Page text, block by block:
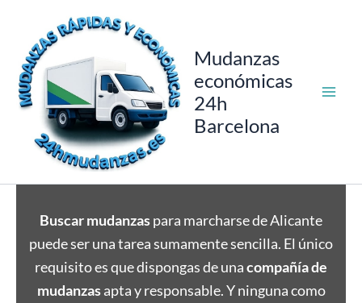
contenido
Mudanzas
económicas
24h
Barcelona
Buscar mudanzaspara marcharse de Alicante
puede ser una tarea sumamente sencilla. El único
requisito es que dispongas de unacompañía de
mudanzasapta y responsable. Y ninguna como